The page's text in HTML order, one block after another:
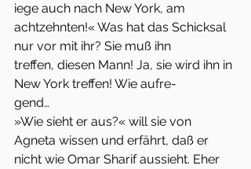
iege auch nach New York, am
achtzehnten!« Was hat das Schicksal
nur vor mit ihr? Sie muß ihn
treffen, diesen Mann! Ja, sie wird ihn in
New York treffen! Wie aufre-
gend…
»Wie sieht er aus?« will sie von
Agneta wissen und erfährt, daß er
nicht wie Omar Sharif aussieht. Eher